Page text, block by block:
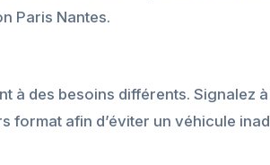
Paris Nantes.
à des besoins différents. Signalez
format afin d’éviter un véhicule